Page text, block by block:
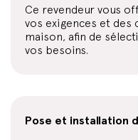
Ce revendeur vous
vos exigences et
maison, afin de
vos besoins.
Pose et installation